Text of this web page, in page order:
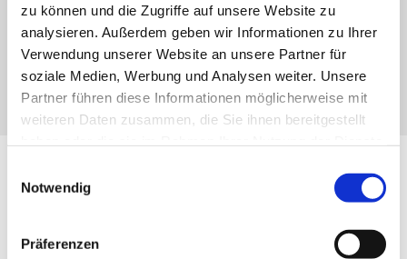
zu können und die Zugriffe auf unsere Website zu
analysieren. Außerdem geben wir Informationen zu Ihrer
Verwendung unserer Website an unsere Partner für
soziale Medien, Werbung und Analysen weiter. Unsere
Partner führen diese Informationen möglicherweise mit
weiteren Daten zusammen, die Sie ihnen bereitgestellt
Notwendig
Präferenzen
Montag, 10. August 2026, 17:00 Uhr
Nanzenbach, Gasse 7, 35790 Dillenburg